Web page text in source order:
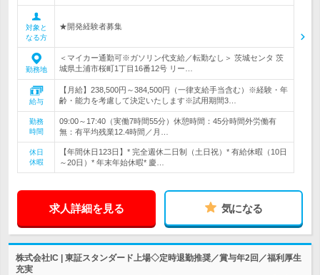
対象と
なる方
★開発経験者募集
勤務地
＜マイカー通勤可※ガソリン代支給／転勤なし＞ 茨城センタ 茨
城県土浦市桜町1丁目16番12号 リー…
給与
【月給】238,500円～384,500円（一律支給手当含む）※経験・年
齢・能力を考慮して決定いたします※試用期間3…
勤務
時間
09:00～17:40（実働7時間55分）休憩時間：45分時間外労働有
無：有平均残業12.4時間／月…
休日
休暇
【年間休日123日】* 完全週休二日制（土日祝）* 有給休暇（10日
～20日）* 年末年始休暇* 慶…
求人詳細を見る 気になる
株式会社IC | 東証スタンダード上場◇定時退勤推奨／賞与年2回／福利厚生
充実